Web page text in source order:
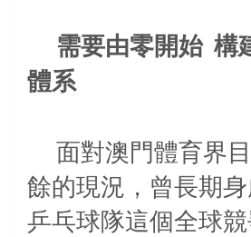
需要由零開始 構
體系
面對澳門體育界
餘的現況，曾長期
乒乓球隊這個全球